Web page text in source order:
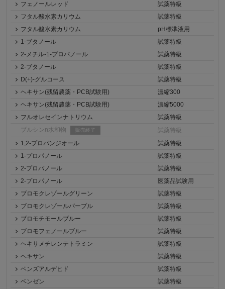
フェノールレッド
試薬特級
フタル酸水素カリウム
試薬特級
フタル酸水素カリウム
pH標準液用
1-ブタノール
試薬特級
2-メチル-1-プロパノール
試薬特級
2-ブタノール
試薬特級
D(+)-グルコース
試薬特級
ヘキサン(残留農薬・PCB試験用)
濃縮300
ヘキサン(残留農薬・PCB試験用)
濃縮5000
フルオレセインナトリウム
試薬特級
ブルシンn水和物
販売終了
試薬特級
1,2-プロパンジオール
試薬特級
1-プロパノール
試薬特級
2-プロパノール
試薬特級
2-プロパノール
医薬品試験用
ブロモクレゾールグリーン
試薬特級
ブロモクレゾールパープル
試薬特級
ブロモチモールブルー
試薬特級
ブロモフェノールブルー
試薬特級
ヘキサメチレンテトラミン
試薬特級
ヘキサン
試薬特級
ベンズアルデヒド
試薬特級
ベンゼン
試薬特級